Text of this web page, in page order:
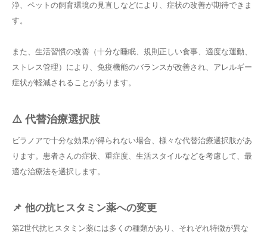
浄、ペットの飼育環境の見直しなどにより、症状の改善が期待できま
す。
また、生活習慣の改善（十分な睡眠、規則正しい食事、適度な運動、
ストレス管理）により、免疫機能のバランスが改善され、アレルギー
症状が軽減されることがあります。
⚠️ 代替治療選択肢
ビラノアで十分な効果が得られない場合、様々な代替治療選択肢があ
ります。患者さんの症状、重症度、生活スタイルなどを考慮して、最
適な治療法を選択します。
📌 他の抗ヒスタミン薬への変更
第2世代抗ヒスタミン薬には多くの種類があり、それぞれ特徴が異な